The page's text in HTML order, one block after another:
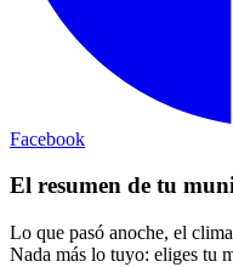
Facebook
El resumen de tu
Lo que pasó anoche, el
Nada más lo tuyo: eliges tu